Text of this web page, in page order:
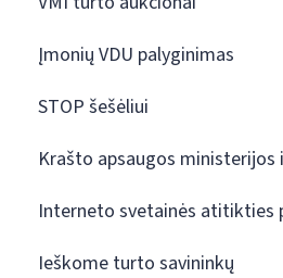
Įmonių VDU palyginimas
STOP šešėliui
Krašto apsaugos
Interneto svetainės atitikties
Ieškome turto savininkų